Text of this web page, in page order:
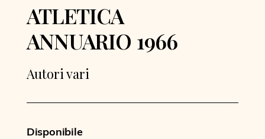
ATLETICA
ANNUARIO 1966
Autori vari
Disponibile